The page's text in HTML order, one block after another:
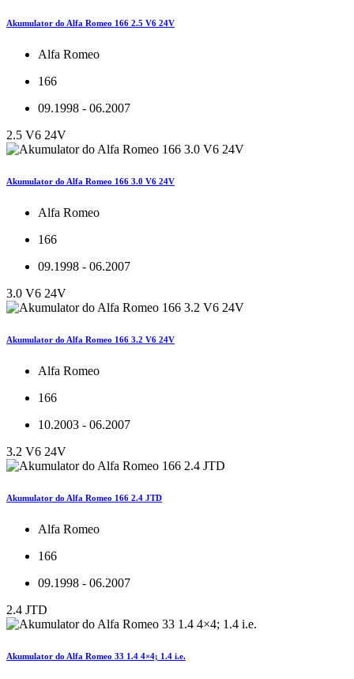
Akumulator do Alfa Romeo 166 2.5 V6 24V
Alfa Romeo
166
09.1998 - 06.2007
2.5 V6 24V
Akumulator do Alfa Romeo 166 3.0 V6 24V
Alfa Romeo
166
09.1998 - 06.2007
3.0 V6 24V
Akumulator do Alfa Romeo 166 3.2 V6 24V
Alfa Romeo
166
10.2003 - 06.2007
3.2 V6 24V
Akumulator do Alfa Romeo 166 2.4 JTD
Alfa Romeo
166
09.1998 - 06.2007
2.4 JTD
Akumulator do Alfa Romeo 33 1.4 4×4; 1.4 i.e.